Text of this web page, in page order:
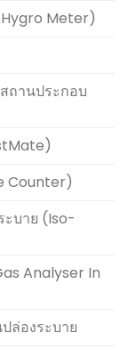
Meter)
ถานประกอบ
Counter)
ะบาย (Iso-
Analyser In
ล่องระบาย